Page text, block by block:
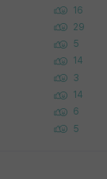
16
29
5
14
3
14
6
5